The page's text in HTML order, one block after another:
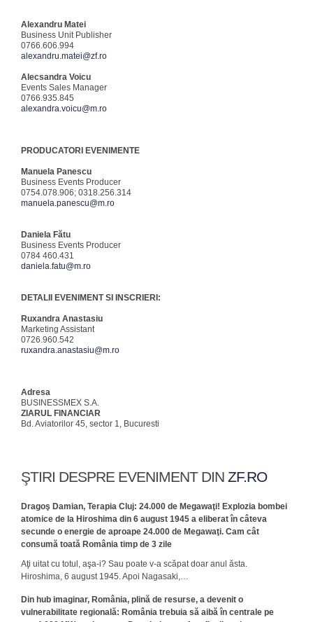
Alexandru Matei
Business Unit Publisher
0766.606.994
alexandru.matei@zf.ro
Alecsandra Voicu
Events Sales Manager
0766.935.845
alexandra.voicu@m.ro
PRODUCATORI EVENIMENTE
Manuela Panescu
Business Events Producer
0754.078.906; 0318.256.314
manuela.panescu@m.ro
Daniela Fătu
Business Events Producer
0784 460.431
daniela.fatu@m.ro
DETALII EVENIMENT SI INSCRIERI:
Ruxandra Anastasiu
Marketing Assistant
0726.960.542
ruxandra.anastasiu@m.ro
Adresa
BUSINESSMEX S.A.
ZIARUL FINANCIAR
Bd. Aviatorilor 45, sector 1, Bucuresti
ŞTIRI DESPRE EVENIMENT DIN ZF.RO
Dragoş Damian, Terapia Cluj: 24.000 de Megawaţi! Explozia bombei
atomice de la Hiroshima din 6 august 1945 a eliberat în câteva
secunde o energie de aproape 24.000 de Megawaţi. Cam cât
consumă toată România timp de 3 zile
Aţi uitat cu totul, aşa-i? Sau poate v-a scăpat doar anul ăsta.
Hiroshima, 6 august 1945. Apoi Nagasaki,…
Din hub imaginar, România, plină de resurse, a devenit o
vulnerabilitate regională: România trebuia să aibă în centrale pe